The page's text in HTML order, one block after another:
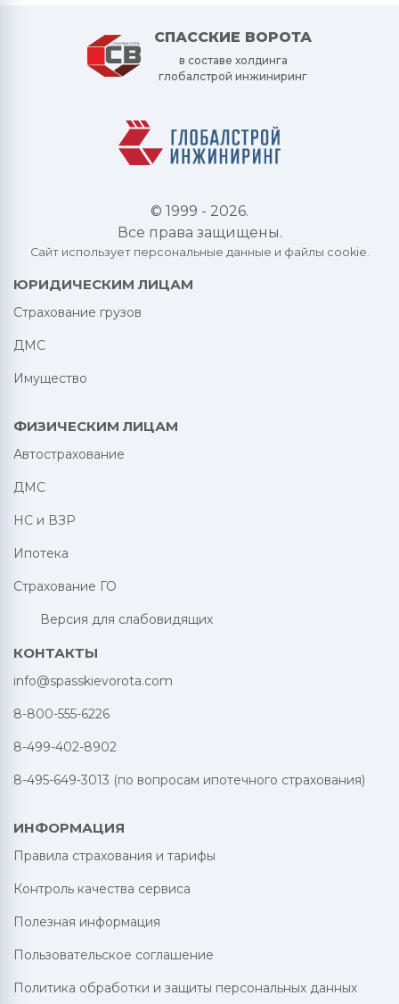
СПАССКИЕ ВОРОТА
в составе холдинга
глобалстрой инжиниринг
© 1999 - 2026.
Все права защищены.
Сайт использует персональные данные и файлы cookie.
ЮРИДИЧЕСКИМ ЛИЦАМ
Страхование грузов
ДМС
Имущество
ФИЗИЧЕСКИМ ЛИЦАМ
Автострахование
ДМС
НС и ВЗР
Ипотека
Страхование ГО
Версия для слабовидящих
КОНТАКТЫ
info@spasskievorota.com
8-800-555-6226
8-499-402-8902
8-495-649-3013 (по вопросам ипотечного страхования)
ИНФОРМАЦИЯ
Правила страхования и тарифы
Контроль качества сервиса
Полезная информация
Пользовательское соглашение
Политика обработки и защиты персональных данных